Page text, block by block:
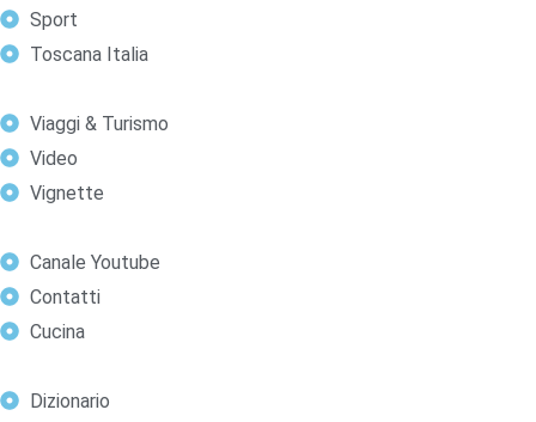
Sport
Toscana Italia
Viaggi & Turismo
Video
Vignette
Canale Youtube
Contatti
Cucina
Dizionario